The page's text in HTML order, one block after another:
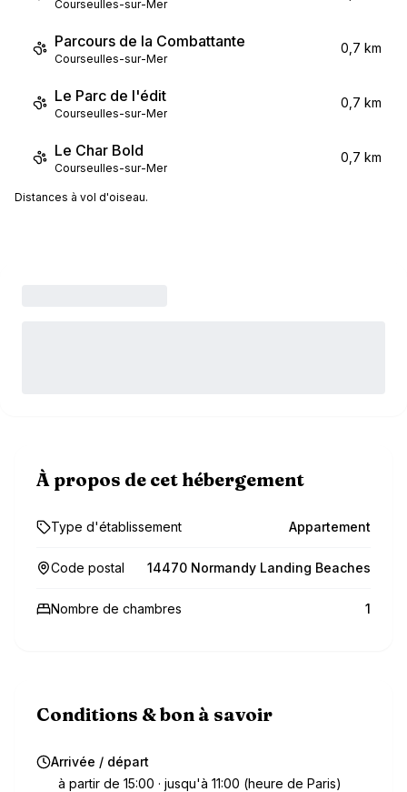
Courseulles-sur-Mer
Parcours de la Combattante
Courseulles-sur-Mer
0,7 km
Le Parc de l'édit
Courseulles-sur-Mer
0,7 km
Le Char Bold
Courseulles-sur-Mer
0,7 km
Distances à vol d'oiseau.
À propos de cet hébergement
Type d'établissement Appartement
Code postal 14470 Normandy Landing Beaches
Nombre de chambres 1
Conditions & bon à savoir
Arrivée / départ
à partir de 15:00 · jusqu'à 11:00 (heure de Paris)